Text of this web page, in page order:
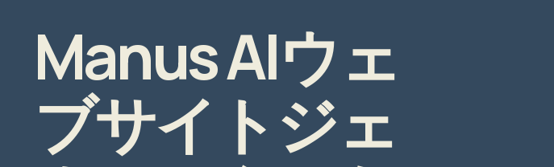
Manus AIウェ
ブサイトジェ